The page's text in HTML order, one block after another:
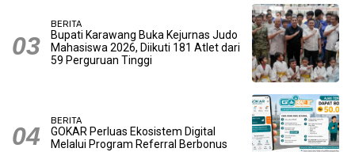
BERITA
Bupati Karawang Buka Kejurnas Judo
Mahasiswa 2026, Diikuti 181 Atlet dari
59 Perguruan Tinggi
BERITA
GOKAR Perluas Ekosistem Digital
Melalui Program Referral Berbonus